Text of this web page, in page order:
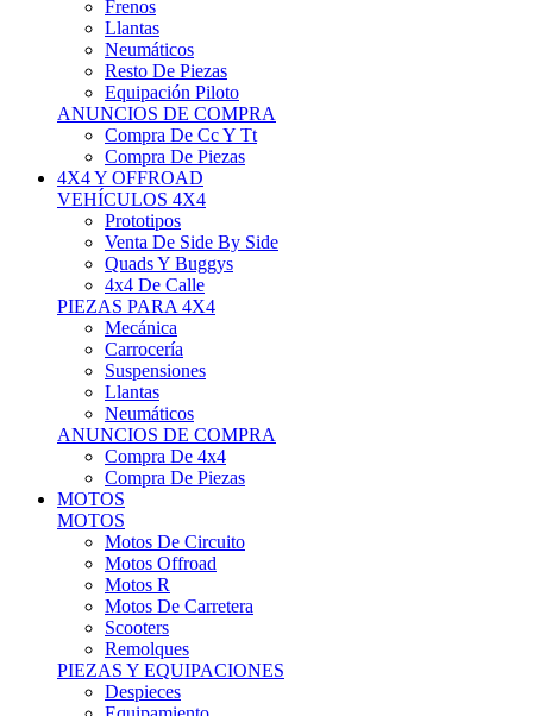
Neumáticos
Resto De Piezas
Equipación Piloto
ANUNCIOS DE COMPRA
Compra De Cc Y Tt
Compra De Piezas
4X4 Y OFFROAD
VEHÍCULOS 4X4
Prototipos
Venta De Side By Side
Quads Y Buggys
4x4 De Calle
PIEZAS PARA 4X4
Mecánica
Carrocería
Suspensiones
Llantas
Neumáticos
ANUNCIOS DE COMPRA
Compra De 4x4
Compra De Piezas
MOTOS
MOTOS
Motos De Circuito
Motos Offroad
Motos R
Motos De Carretera
Scooters
Remolques
PIEZAS Y EQUIPACIONES
Despieces
Equipamiento
Neumáticos